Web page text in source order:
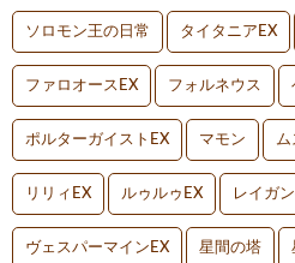
ソロモン王の日常 タイタニアEX
ファロオースEX フォルネウス
ポルターガイストEX マモン ム
リリィEX ルゥルゥEX レイガ
ヴェスパーマインEX 星間の塔